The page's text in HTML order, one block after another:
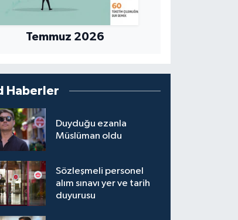
Temmuz 2026
Haberler
Duyduğu ezanla
Müslüman oldu
Sözleşmeli personel
alım sınavı yer ve tarih
duyurusu